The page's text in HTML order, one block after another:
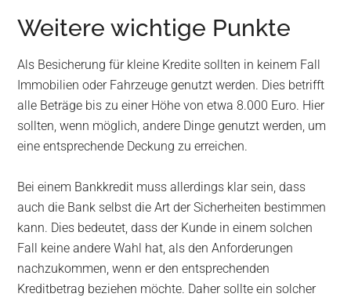
Weitere wichtige Punkte
Als Besicherung für kleine Kredite sollten in keinem Fall
Immobilien oder Fahrzeuge genutzt werden. Dies betrifft
alle Beträge bis zu einer Höhe von etwa 8.000 Euro. Hier
sollten, wenn möglich, andere Dinge genutzt werden, um
eine entsprechende Deckung zu erreichen.
Bei einem Bankkredit muss allerdings klar sein, dass
auch die Bank selbst die Art der Sicherheiten bestimmen
kann. Dies bedeutet, dass der Kunde in einem solchen
Fall keine andere Wahl hat, als den Anforderungen
nachzukommen, wenn er den entsprechenden
Kreditbetrag beziehen möchte. Daher sollte ein solcher